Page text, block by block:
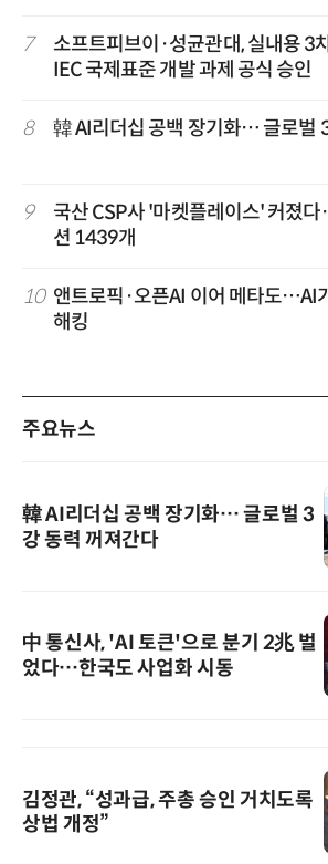
7
소프트피브이·성균관대, 실내용 3
IEC 국제표준 개발 과제 공식 승인
8 韓 AI리더십 공백 장기화… 글로벌
9
국산 CSP사 '마켓플레이스' 커졌
션 1439개
10 앤트로픽·오픈AI 이어 메타도…AI
해킹
주요뉴스
韓 AI리더십 공백 장기화… 글로벌 3
강 동력 꺼져간다
中 통신사, 'AI 토큰'으로 분기 2兆 벌
었다…한국도 사업화 시동
김정관, “성과급, 주총 승인 거치도록
상법 개정”